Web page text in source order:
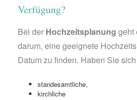
Verfügung?
Bei der Hochzeitsplanung geht
darum, eine geeignete
Datum zu finden. Haben Sie
standesamtliche,
kirchliche